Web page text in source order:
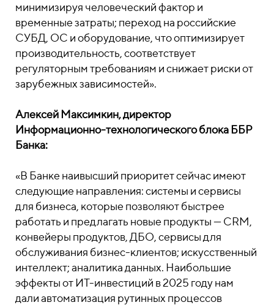
минимизируя человеческий фактор и
временные затраты; переход на российские
СУБД, ОС и оборудование, что оптимизирует
производительность, соответствует
регуляторным требованиям и снижает риски от
зарубежных зависимостей».
Алексей Максимкин, директор
Информационно-технологического блока ББР
Банка:
«В Банке наивысший приоритет сейчас имеют
следующие направления: системы и сервисы
для бизнеса, которые позволяют быстрее
работать и предлагать новые продукты — CRM,
конвейеры продуктов, ДБО, сервисы для
обслуживания бизнес-клиентов; искусственный
интеллект; аналитика данных. Наибольшие
эффекты от ИТ-инвестиций в 2025 году нам
дали автоматизация рутинных процессов